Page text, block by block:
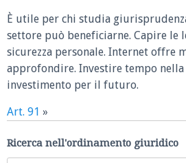
È utile per chi studia
settore può beneficiarne. Capire le
sicurezza personale. Internet offre
approfondire. Investire tempo
investimento per il futuro.
Art. 91 »
Ricerca nell'ordinamento giuridico